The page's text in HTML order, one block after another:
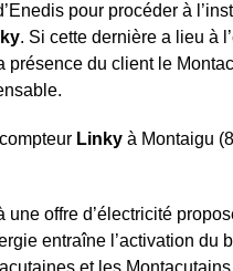
pour procéder à
. Si cette dernière a lieu à
présence du client le
Linky à Montaigu
une offre d’électricité
entraîne l’activation du